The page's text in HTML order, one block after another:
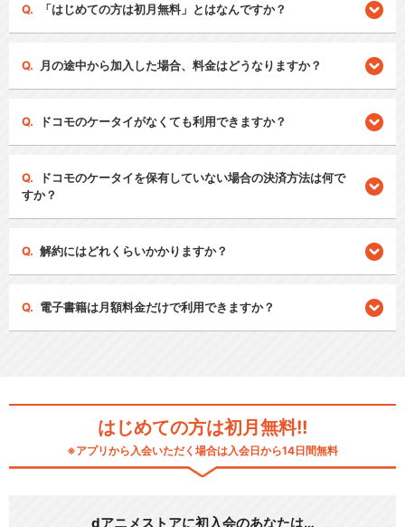
「はじめての方は初月無料」とはなんですか？
月の途中から加入した場合、料金はどうなりますか？
ドコモのケータイがなくても利用できますか？
ドコモのケータイを保有していない場合の決済方法は何で
すか？
解約にはどれくらいかかりますか？
電子書籍は月額料金だけで利用できますか？
はじめての方は初月無料!!
※アプリから入会いただく場合は入会日から14日間無料
dアニメストアに初入会のあなたは…